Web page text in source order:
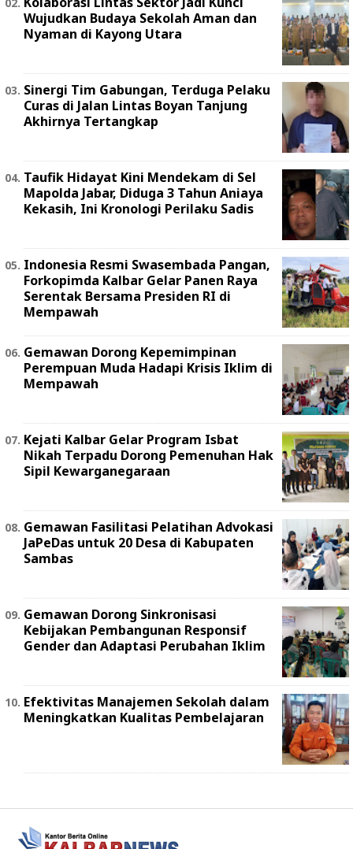
Wujudkan Budaya Sekolah Aman dan
Nyaman di Kayong Utara
Sinergi Tim Gabungan, Terduga Pelaku
Curas di Jalan Lintas Boyan Tanjung
Akhirnya Tertangkap
Taufik Hidayat Kini Mendekam di Sel
Mapolda Jabar, Diduga 3 Tahun Aniaya
Kekasih, Ini Kronologi Perilaku Sadis
Indonesia Resmi Swasembada Pangan,
Forkopimda Kalbar Gelar Panen Raya
Serentak Bersama Presiden RI di
Mempawah
Gemawan Dorong Kepemimpinan
Perempuan Muda Hadapi Krisis Iklim di
Mempawah
Kejati Kalbar Gelar Program Isbat
Nikah Terpadu Dorong Pemenuhan Hak
Sipil Kewarganegaraan
Gemawan Fasilitasi Pelatihan Advokasi
JaPeDas untuk 20 Desa di Kabupaten
Sambas
Gemawan Dorong Sinkronisasi
Kebijakan Pembangunan Responsif
Gender dan Adaptasi Perubahan Iklim
Efektivitas Manajemen Sekolah dalam
Meningkatkan Kualitas Pembelajaran